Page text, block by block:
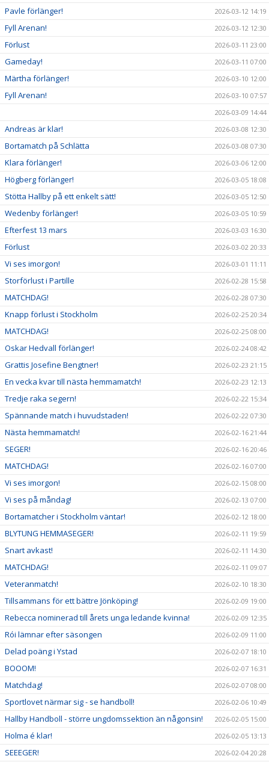
Pavle förlänger! 2026-03-12 14:19
Fyll Arenan! 2026-03-12 12:30
Förlust 2026-03-11 23:00
Gameday! 2026-03-11 07:00
Märtha förlänger! 2026-03-10 12:00
Fyll Arenan!
2026-03-10 07:57
2026-03-09 14:44
Andreas är klar! 2026-03-08 12:30
Bortamatch på Schlätta 2026-03-08 07:30
Klara förlänger! 2026-03-06 12:00
Högberg förlänger! 2026-03-05 18:08
Stötta Hallby på ett enkelt sätt! 2026-03-05 12:50
Wedenby förlänger! 2026-03-05 10:59
Efterfest 13 mars 2026-03-03 16:30
Förlust 2026-03-02 20:33
Vi ses imorgon! 2026-03-01 11:11
Storförlust i Partille 2026-02-28 15:58
MATCHDAG! 2026-02-28 07:30
Knapp förlust i Stockholm 2026-02-25 20:34
MATCHDAG! 2026-02-25 08:00
Oskar Hedvall förlänger! 2026-02-24 08:42
Grattis Josefine Bengtner! 2026-02-23 21:15
En vecka kvar till nästa hemmamatch! 2026-02-23 12:13
Tredje raka segern! 2026-02-22 15:34
Spännande match i huvudstaden! 2026-02-22 07:30
Nästa hemmamatch! 2026-02-16 21:44
SEGER! 2026-02-16 20:46
MATCHDAG! 2026-02-16 07:00
Vi ses imorgon! 2026-02-15 08:00
Vi ses på måndag! 2026-02-13 07:00
Bortamatcher i Stockholm väntar! 2026-02-12 18:00
BLYTUNG HEMMASEGER! 2026-02-11 19:59
Snart avkast! 2026-02-11 14:30
MATCHDAG! 2026-02-11 09:07
Veteranmatch! 2026-02-10 18:30
Tillsammans för ett bättre Jönköping! 2026-02-09 19:00
Rebecca nominerad till årets unga ledande kvinna! 2026-02-09 12:35
Rói lämnar efter säsongen 2026-02-09 11:00
Delad poäng i Ystad 2026-02-07 18:10
BOOOM! 2026-02-07 16:31
Matchdag! 2026-02-07 08:00
Sportlovet närmar sig - se handboll! 2026-02-06 10:49
Hallby Handboll - större ungdomssektion än någonsin! 2026-02-05 15:00
Holma é klar! 2026-02-05 13:13
SEEEGER! 2026-02-04 20:28